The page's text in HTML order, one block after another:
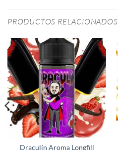
PRODUCTOS RELACIONADOS
Draculín Aroma Longfill